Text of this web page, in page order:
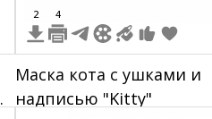
2 4
Маска кота с ушками и
надписью "Kitty"